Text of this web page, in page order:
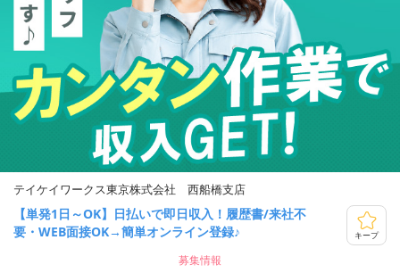
テイケイワークス東京株式会社 西船橋支店
【単発1日～OK】日払いで即日収入！履歴書/来社不
要・WEB面接OK→簡単オンライン登録♪
キープ
募集情報